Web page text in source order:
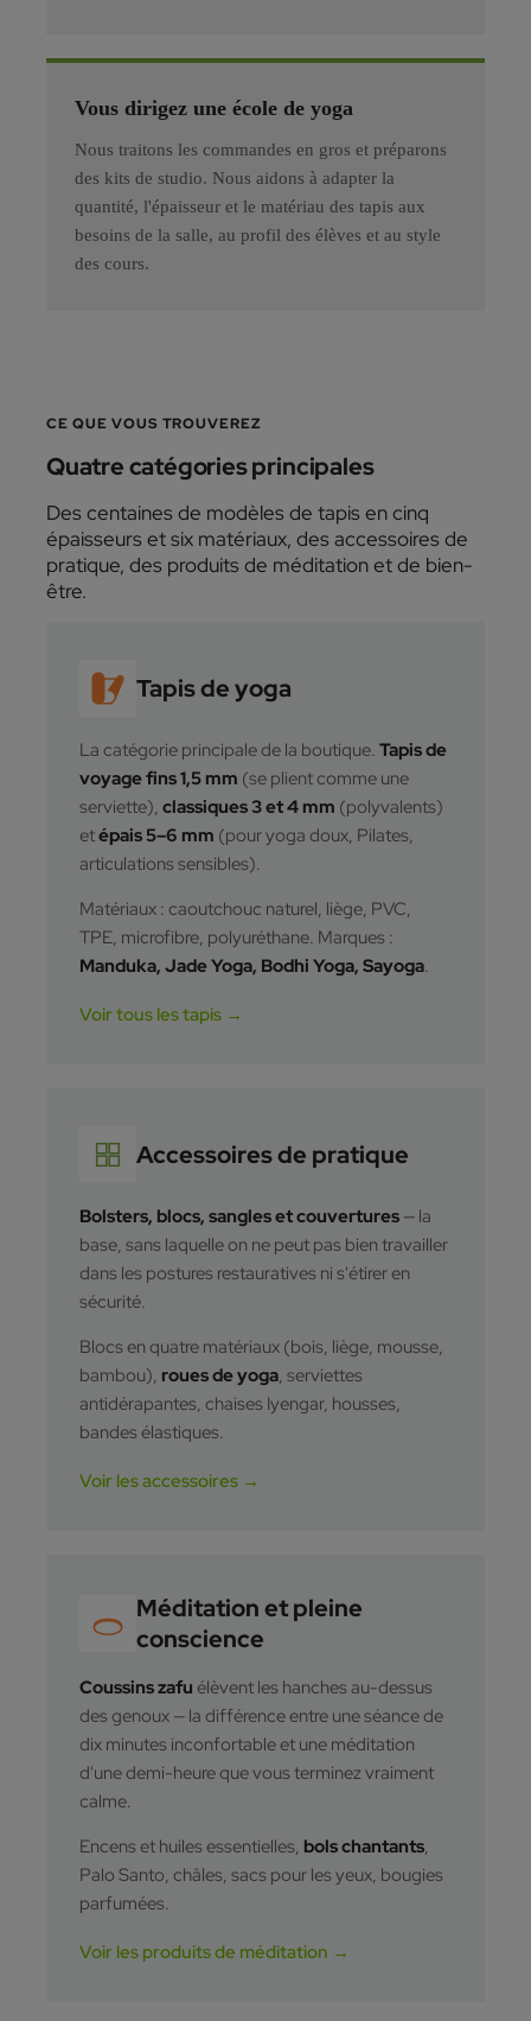
Vous dirigez une école de yoga
Nous traitons les commandes en gros et préparons
des kits de studio. Nous aidons à adapter la
quantité, l'épaisseur et le matériau des tapis aux
besoins de la salle, au profil des élèves et au style
des cours.
CE QUE VOUS TROUVEREZ
Quatre catégories principales
Des centaines de modèles de tapis en cinq
épaisseurs et six matériaux, des accessoires de
pratique, des produits de méditation et de bien-
être.
Tapis de yoga
La catégorie principale de la boutique. Tapis de
voyage fins 1,5 mm (se plient comme une
serviette), classiques 3 et 4 mm (polyvalents)
etépais 5–6 mm (pour yoga doux, Pilates,
articulations sensibles).
Matériaux : caoutchouc naturel, liège, PVC,
TPE, microfibre, polyuréthane. Marques :
Manduka, Jade Yoga, Bodhi Yoga, Sayoga.
Voir tous les tapis →
Accessoires de pratique
Bolsters, blocs, sangles et couvertures — la
base, sans laquelle on ne peut pas bien travailler
dans les postures restauratives ni s'étirer en
sécurité.
Blocs en quatre matériaux (bois, liège, mousse,
bambou), roues de yoga, serviettes
antidérapantes, chaises Iyengar, housses,
bandes élastiques.
Voir les accessoires →
Méditation et pleine
conscience
Coussins zafu élèvent les hanches au-dessus
des genoux — la différence entre une séance de
dix minutes inconfortable et une méditation
d'une demi-heure que vous terminez vraiment
calme.
Encens et huiles essentielles, bols chantants,
Palo Santo, châles, sacs pour les yeux, bougies
parfumées.
Voir les produits de méditation →